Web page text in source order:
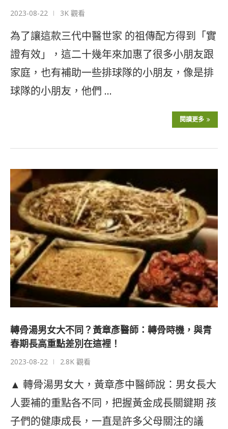
2023-08-22 3K 觀看
為了讓這款三代中醫世家 的祖傳配方得到「實
證有效」，這二十幾年來加惠了很多小朋友跟
家庭，也有補助一些排球隊的小朋友，像是排
球隊的小朋友，他們 …
閱讀更多
轉骨湯男女大不同？黃章彥醫師：轉骨時機，與青
春期長高重點差別在這裡！
2023-08-22 2.8K 觀看
▲ 轉骨湯男女大，黃章彥中醫師說：男女長大
人要補的重點各不同，把握黃金成長關鍵期 孩
子們的健康成長，一直是許多父母關注的議